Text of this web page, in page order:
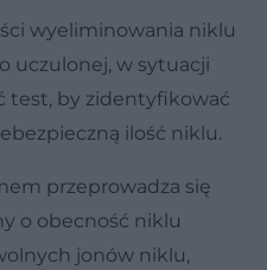
wyeliminowania niklu
uczulonej, w sytuacji
test, by zidentyfikować
ilość niklu.
przeprowadza się
o obecność niklu
jonów niklu,